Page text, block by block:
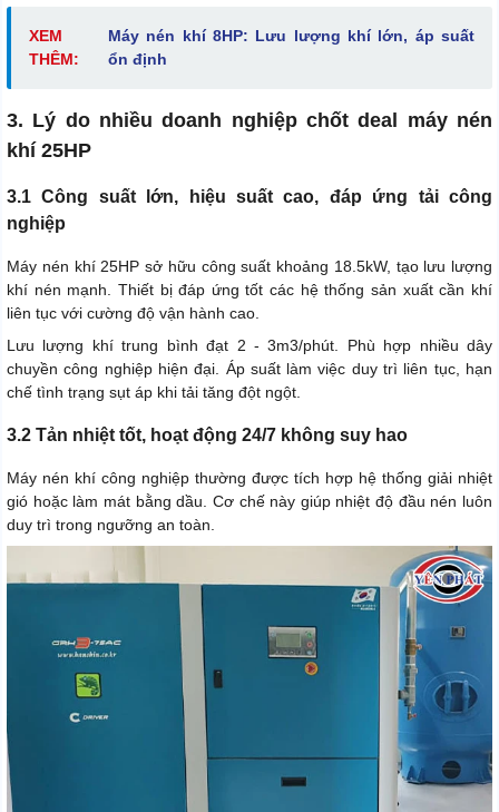
XEM
THÊM:
Máy nén khí 8HP: Lưu lượng khí lớn, áp suất
ổn định
3. Lý do nhiều doanh nghiệp chốt deal máy nén
khí 25HP
3.1 Công suất lớn, hiệu suất cao, đáp ứng tải công
nghiệp
Máy nén khí 25HP sở hữu công suất khoảng 18.5kW, tạo lưu lượng
khí nén mạnh. Thiết bị đáp ứng tốt các hệ thống sản xuất cần khí
liên tục với cường độ vận hành cao.
Lưu lượng khí trung bình đạt 2 - 3m3/phút. Phù hợp nhiều dây
chuyền công nghiệp hiện đại. Áp suất làm việc duy trì liên tục, hạn
chế tình trạng sụt áp khi tải tăng đột ngột.
3.2 Tản nhiệt tốt, hoạt động 24/7 không suy hao
Máy nén khí công nghiệp thường được tích hợp hệ thống giải nhiệt
gió hoặc làm mát bằng dầu. Cơ chế này giúp nhiệt độ đầu nén luôn
duy trì trong ngưỡng an toàn.